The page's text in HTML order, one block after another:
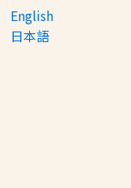
English
日本語